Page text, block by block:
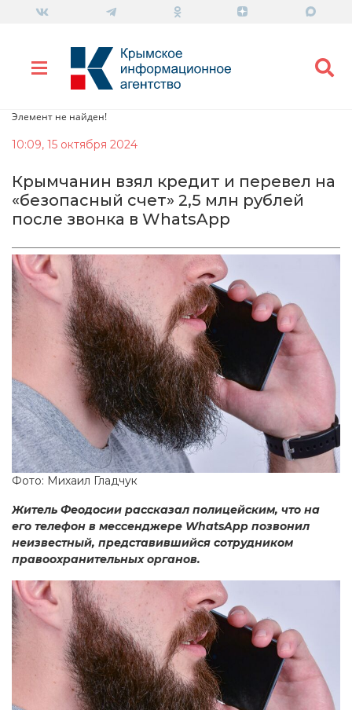
Элемент не найден!
10:09, 15 октября 2024
Крымчанин взял кредит и перевел на
«безопасный счет» 2,5 млн рублей
после звонка в WhatsApp
Фото: Михаил Гладчук
Житель Феодосии рассказал полицейским, что на
его телефон в мессенджере WhatsApp позвонил
неизвестный, представившийся сотрудником
правоохранительных органов.